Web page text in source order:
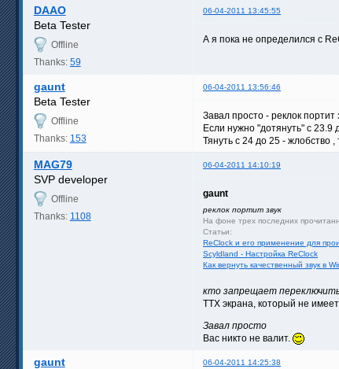
DAAO 06-04-2011 13:45:55
Beta Tester
Offline
Thanks: 59
А я пока не определился с
gaunt 06-04-2011 13:56:46
Beta Tester
Offline
Thanks: 153
Завал просто - реклок
Если нужно "дотянуть" с
Тянуть с 24 до 25 - жлобство
MAG79 06-04-2011 14:10:19
SVP developer
Offline
Thanks: 1108
gaunt
реклок портит звук
На фоне трех последних
Статьи:
ReClock и его применение для
Scyldland - Настройка ReClock
Как вернуть качественный звук в
кто запрещает
ТТХ экрана, который не
Завал просто
Вас никто не валит.
gaunt 06-04-2011 14:25:38